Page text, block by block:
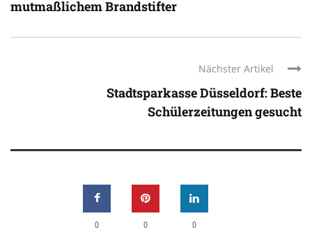
mutmaßlichem Brandstifter
Nächster Artikel
Stadtsparkasse Düsseldorf: Beste
Schülerzeitungen gesucht
0 0 0